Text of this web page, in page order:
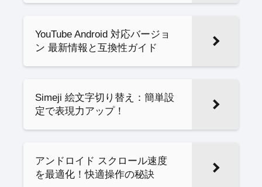
YouTube Android 対応バージョ
ン 最新情報と互換性ガイド
Simeji 絵文字切り替え：簡単設
定で表現力アップ！
アンドロイド スクロール速度
を最適化！快適操作の秘訣